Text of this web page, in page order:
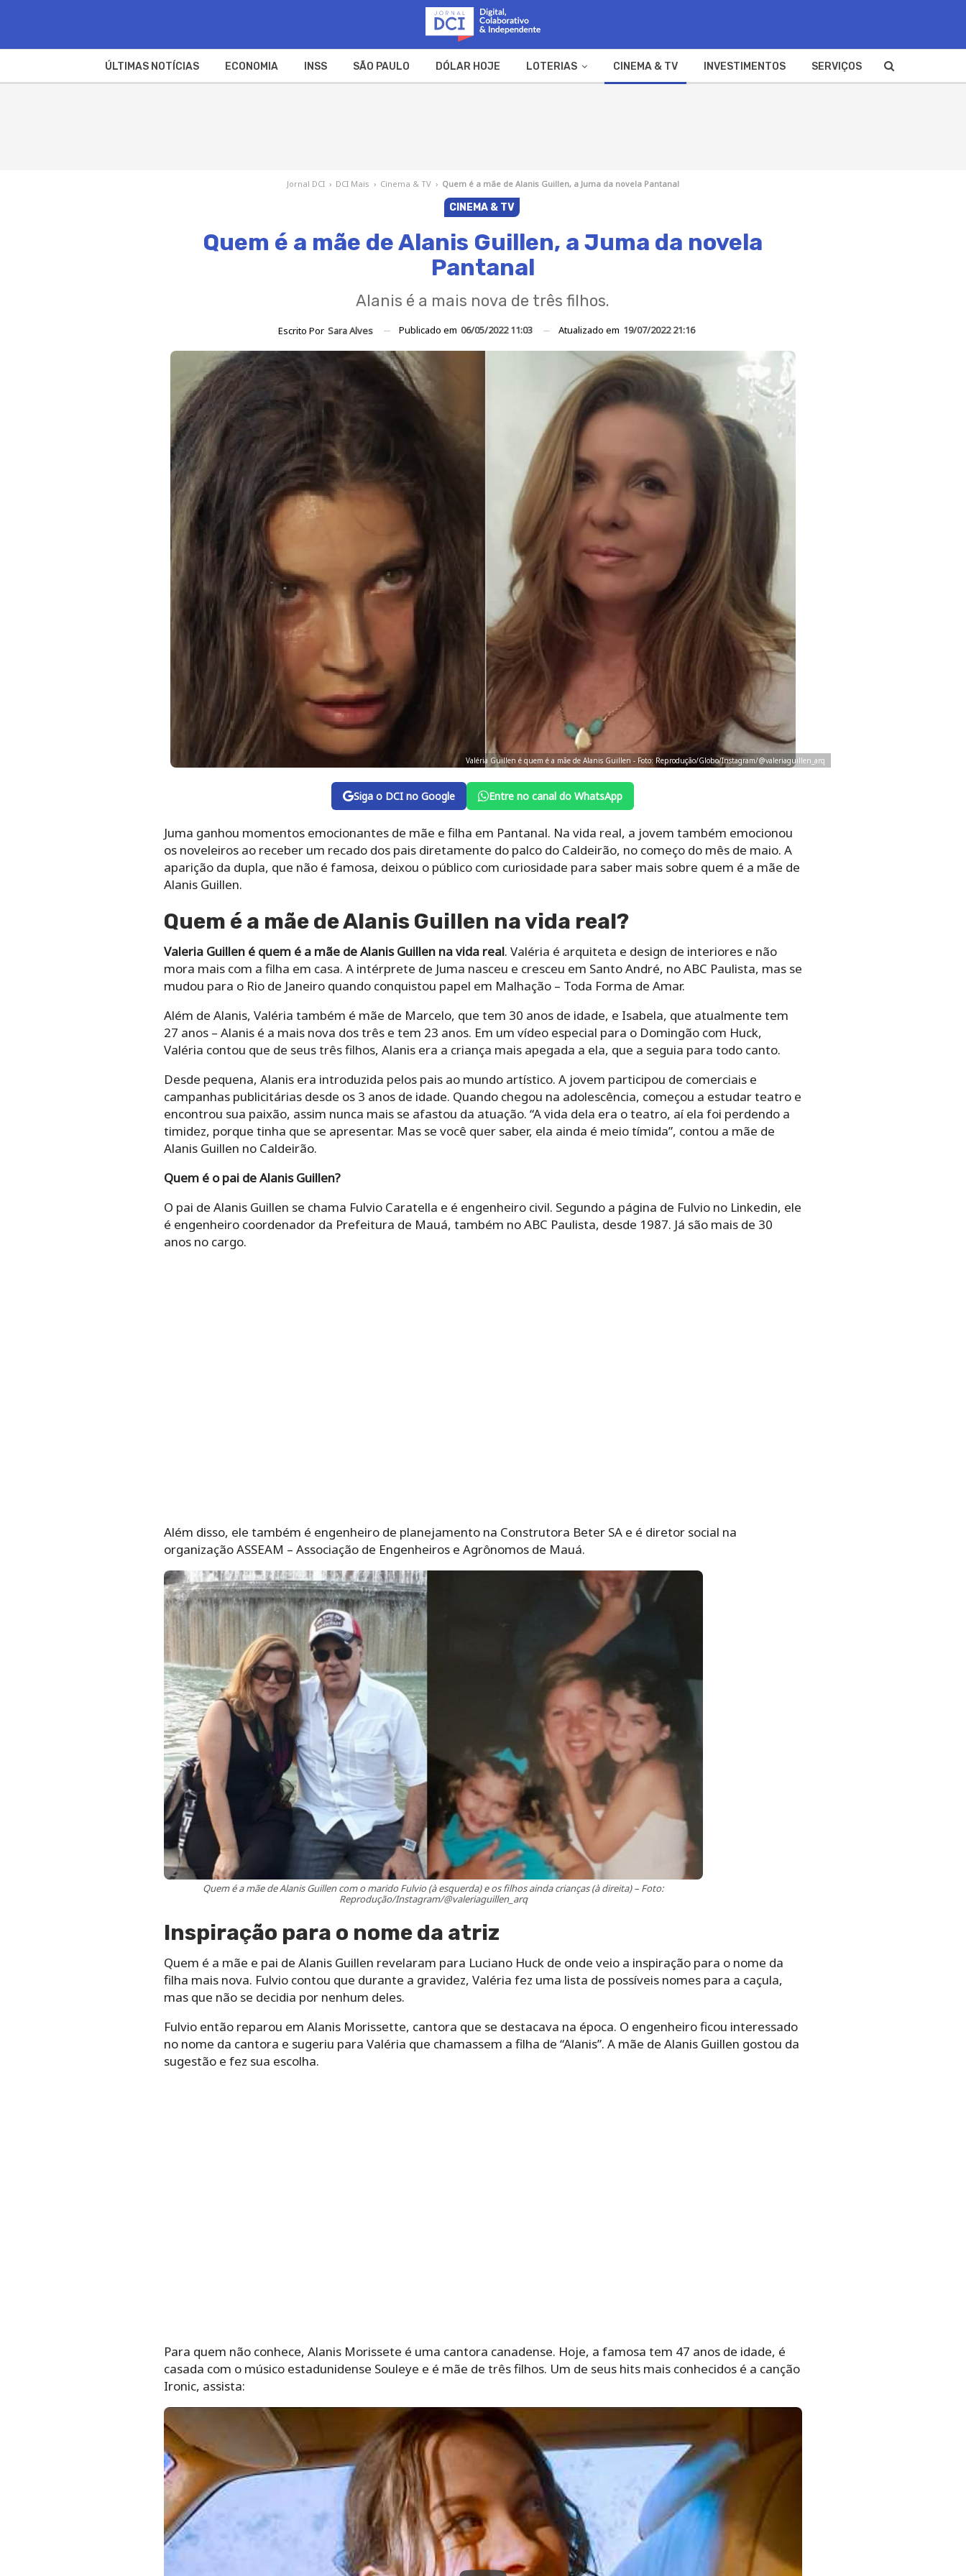
ÚLTIMAS NOTÍCIAS ECONOMIA INSS SÃO PAULO DÓLAR HOJE LOTERIAS CINEMA & TV INVESTIMENTOS SERVIÇOS
Jornal DCI › DCI Mais › Cinema & TV › Quem é a mãe de Alanis Guillen, a Juma da novela Pantanal
CINEMA & TV
Quem é a mãe de Alanis Guillen, a Juma da novela
Pantanal
Alanis é a mais nova de três filhos.
Escrito Por Sara Alves Publicado em 06/05/2022 11:03 Atualizado em 19/07/2022 21:16
Valéria Guillen é quem é a mãe de Alanis Guillen - Foto: Reprodução/Globo/Instagram/@valeriaguillen_arq
Siga o DCI no Google Entre no canal do WhatsApp
Juma ganhou momentos emocionantes de mãe e filha em Pantanal. Na vida real, a jovem também emocionou
os noveleiros ao receber um recado dos pais diretamente do palco do Caldeirão, no começo do mês de maio. A
aparição da dupla, que não é famosa, deixou o público com curiosidade para saber mais sobre quem é a mãe de
Alanis Guillen.
Quem é a mãe de Alanis Guillen na vida real?
Valeria Guillen é quem é a mãe de Alanis Guillen na vida real. Valéria é arquiteta e design de interiores e não
mora mais com a filha em casa. A intérprete de Juma nasceu e cresceu em Santo André, no ABC Paulista, mas se
mudou para o Rio de Janeiro quando conquistou papel em Malhação – Toda Forma de Amar.
Além de Alanis, Valéria também é mãe de Marcelo, que tem 30 anos de idade, e Isabela, que atualmente tem
27 anos – Alanis é a mais nova dos três e tem 23 anos. Em um vídeo especial para o Domingão com Huck,
Valéria contou que de seus três filhos, Alanis era a criança mais apegada a ela, que a seguia para todo canto.
Desde pequena, Alanis era introduzida pelos pais ao mundo artístico. A jovem participou de comerciais e
campanhas publicitárias desde os 3 anos de idade. Quando chegou na adolescência, começou a estudar teatro e
encontrou sua paixão, assim nunca mais se afastou da atuação. “A vida dela era o teatro, aí ela foi perdendo a
timidez, porque tinha que se apresentar. Mas se você quer saber, ela ainda é meio tímida”, contou a mãe de
Alanis Guillen no Caldeirão.
Quem é o pai de Alanis Guillen?
O pai de Alanis Guillen se chama Fulvio Caratella e é engenheiro civil. Segundo a página de Fulvio no Linkedin, ele
é engenheiro coordenador da Prefeitura de Mauá, também no ABC Paulista, desde 1987. Já são mais de 30
anos no cargo.
Além disso, ele também é engenheiro de planejamento na Construtora Beter SA e é diretor social na
organização ASSEAM – Associação de Engenheiros e Agrônomos de Mauá.
Quem é a mãe de Alanis Guillen com o marido Fulvio (à esquerda) e os filhos ainda crianças (à direita) – Foto:
Reprodução/Instagram/@valeriaguillen_arq
Inspiração para o nome da atriz
Quem é a mãe e pai de Alanis Guillen revelaram para Luciano Huck de onde veio a inspiração para o nome da
filha mais nova. Fulvio contou que durante a gravidez, Valéria fez uma lista de possíveis nomes para a caçula,
mas que não se decidia por nenhum deles.
Fulvio então reparou em Alanis Morissette, cantora que se destacava na época. O engenheiro ficou interessado
no nome da cantora e sugeriu para Valéria que chamassem a filha de “Alanis”. A mãe de Alanis Guillen gostou da
sugestão e fez sua escolha.
Para quem não conhece, Alanis Morissete é uma cantora canadense. Hoje, a famosa tem 47 anos de idade, é
casada com o músico estadunidense Souleye e é mãe de três filhos. Um de seus hits mais conhecidos é a canção
Ironic, assista: